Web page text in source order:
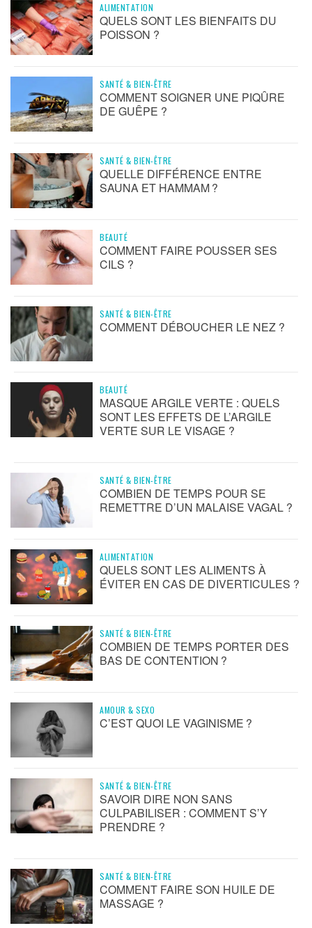
ALIMENTATION
QUELS SONT LES BIENFAITS DU
POISSON ?
SANTÉ & BIEN-ÊTRE
COMMENT SOIGNER UNE PIQÛRE
DE GUÊPE ?
SANTÉ & BIEN-ÊTRE
QUELLE DIFFÉRENCE ENTRE
SAUNA ET HAMMAM ?
BEAUTÉ
COMMENT FAIRE POUSSER SES
CILS ?
SANTÉ & BIEN-ÊTRE
COMMENT DÉBOUCHER LE NEZ ?
BEAUTÉ
MASQUE ARGILE VERTE : QUELS
SONT LES EFFETS DE L’ARGILE
VERTE SUR LE VISAGE ?
SANTÉ & BIEN-ÊTRE
COMBIEN DE TEMPS POUR SE
REMETTRE D’UN MALAISE VAGAL ?
ALIMENTATION
QUELS SONT LES ALIMENTS À
ÉVITER EN CAS DE DIVERTICULES ?
SANTÉ & BIEN-ÊTRE
COMBIEN DE TEMPS PORTER DES
BAS DE CONTENTION ?
AMOUR & SEXO
C’EST QUOI LE VAGINISME ?
SANTÉ & BIEN-ÊTRE
SAVOIR DIRE NON SANS
CULPABILISER : COMMENT S’Y
PRENDRE ?
SANTÉ & BIEN-ÊTRE
COMMENT FAIRE SON HUILE DE
MASSAGE ?